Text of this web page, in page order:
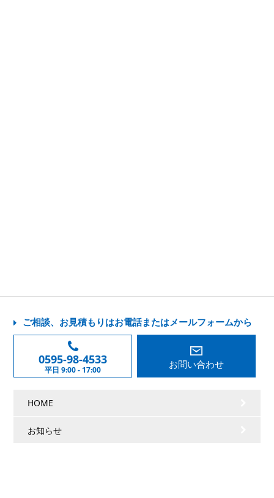
ご相談、お見積もりはお電話またはメールフォームから
0595-98-4533
平日 9:00 - 17:00 お問い合わせ
HOME
お知らせ